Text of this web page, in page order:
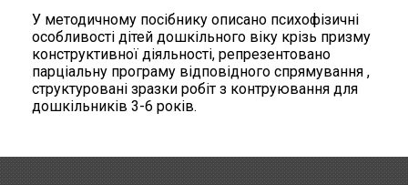
У методичному посібнику описано психофізичні
особливості дітей дошкільного віку крізь призму
конструктивної діяльності, репрезентовано
парціальну програму відповідного спрямування ,
структуровані зразки робіт з контруювання для
дошкільників 3-6 років.